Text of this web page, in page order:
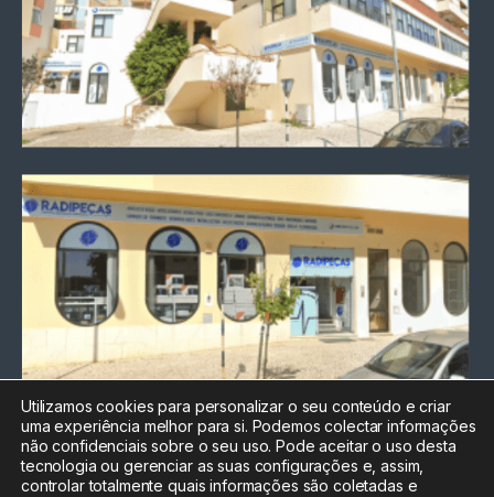
Chamada para a rede fixa
nacional
Electrónica:212
Utilizamos cookies para personalizar o seu conteúdo e criar
uma experiência melhor para si. Podemos colectar informações
não confidenciais sobre o seu uso. Pode aceitar o uso desta
tecnologia ou gerenciar as suas configurações e, assim,
controlar totalmente quais informações são coletadas e